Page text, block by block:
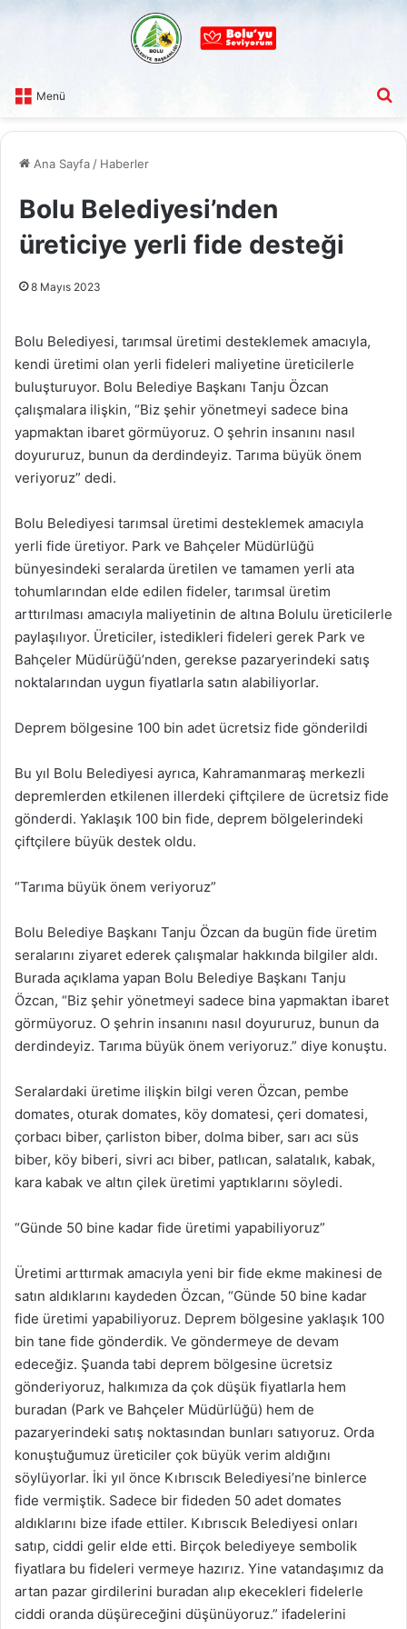
Menü
Ana Sayfa / Haberler
Bolu Belediyesi’nden
üreticiye yerli fide desteği
8 Mayıs 2023
Bolu Belediyesi, tarımsal üretimi desteklemek amacıyla,
kendi üretimi olan yerli fideleri maliyetine üreticilerle
buluşturuyor. Bolu Belediye Başkanı Tanju Özcan
çalışmalara ilişkin, “Biz şehir yönetmeyi sadece bina
yapmaktan ibaret görmüyoruz. O şehrin insanını nasıl
doyururuz, bunun da derdindeyiz. Tarıma büyük önem
veriyoruz” dedi.
Bolu Belediyesi tarımsal üretimi desteklemek amacıyla
yerli fide üretiyor. Park ve Bahçeler Müdürlüğü
bünyesindeki seralarda üretilen ve tamamen yerli ata
tohumlarından elde edilen fideler, tarımsal üretim
arttırılması amacıyla maliyetinin de altına Bolulu üreticilerle
paylaşılıyor. Üreticiler, istedikleri fideleri gerek Park ve
Bahçeler Müdürüğü’nden, gerekse pazaryerindeki satış
noktalarından uygun fiyatlarla satın alabiliyorlar.
Deprem bölgesine 100 bin adet ücretsiz fide gönderildi
Bu yıl Bolu Belediyesi ayrıca, Kahramanmaraş merkezli
depremlerden etkilenen illerdeki çiftçilere de ücretsiz fide
gönderdi. Yaklaşık 100 bin fide, deprem bölgelerindeki
çiftçilere büyük destek oldu.
“Tarıma büyük önem veriyoruz”
Bolu Belediye Başkanı Tanju Özcan da bugün fide üretim
seralarını ziyaret ederek çalışmalar hakkında bilgiler aldı.
Burada açıklama yapan Bolu Belediye Başkanı Tanju
Özcan, “Biz şehir yönetmeyi sadece bina yapmaktan ibaret
görmüyoruz. O şehrin insanını nasıl doyururuz, bunun da
derdindeyiz. Tarıma büyük önem veriyoruz.” diye konuştu.
Seralardaki üretime ilişkin bilgi veren Özcan, pembe
domates, oturak domates, köy domatesi, çeri domatesi,
çorbacı biber, çarliston biber, dolma biber, sarı acı süs
biber, köy biberi, sivri acı biber, patlıcan, salatalık, kabak,
kara kabak ve altın çilek üretimi yaptıklarını söyledi.
“Günde 50 bine kadar fide üretimi yapabiliyoruz”
Üretimi arttırmak amacıyla yeni bir fide ekme makinesi de
satın aldıklarını kaydeden Özcan, “Günde 50 bine kadar
fide üretimi yapabiliyoruz. Deprem bölgesine yaklaşık 100
bin tane fide gönderdik. Ve göndermeye de devam
edeceğiz. Şuanda tabi deprem bölgesine ücretsiz
gönderiyoruz, halkımıza da çok düşük fiyatlarla hem
buradan (Park ve Bahçeler Müdürlüğü) hem de
pazaryerindeki satış noktasından bunları satıyoruz. Orda
konuştuğumuz üreticiler çok büyük verim aldığını
söylüyorlar. İki yıl önce Kıbrıscık Belediyesi’ne binlerce
fide vermiştik. Sadece bir fideden 50 adet domates
aldıklarını bize ifade ettiler. Kıbrıscık Belediyesi onları
satıp, ciddi gelir elde etti. Birçok belediyeye sembolik
fiyatlara bu fideleri vermeye hazırız. Yine vatandaşımız da
artan pazar girdilerini buradan alıp ekecekleri fidelerle
ciddi oranda düşüreceğini düşünüyoruz.” ifadelerini